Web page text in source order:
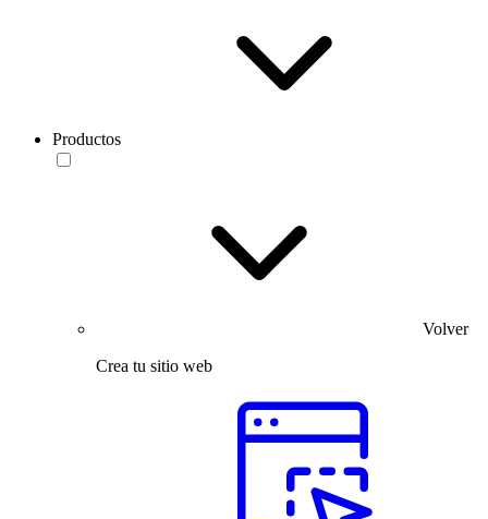
Productos
Volver
Crea tu sitio web